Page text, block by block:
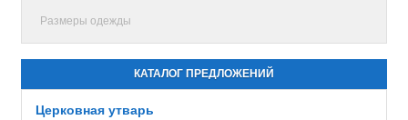
Размеры одежды
КАТАЛОГ ПРЕДЛОЖЕНИЙ
Церковная утварь